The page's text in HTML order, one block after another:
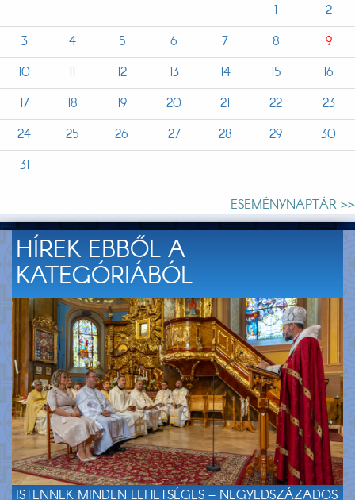
1
2
3
4 5 6 7 8
9
10
11 12 13 14 15
16
17
18 19 20 21 22
23
24
25 26 27 28 29
30
31
ESEMÉNYNAPTÁR >>
HÍREK EBBŐL A
KATEGÓRIÁBÓL
ISTENNEK MINDEN LEHETSÉGES – NEGYEDSZÁZADOS